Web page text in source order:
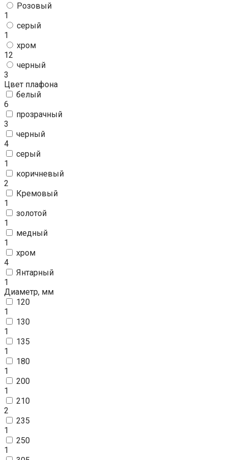
Розовый
1
серый
1
хром
12
черный
3
Цвет плафона
белый
6
прозрачный
3
черный
4
серый
1
коричневый
2
Кремовый
1
золотой
1
медный
1
хром
4
Янтарный
1
Диаметр, мм
120
1
130
1
135
1
180
1
200
1
210
2
235
1
250
1